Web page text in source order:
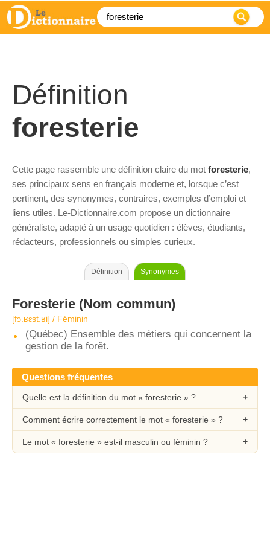
Définition
foresterie
Cette page rassemble une définition claire du mot foresterie,
ses principaux sens en français moderne et, lorsque c’est
pertinent, des synonymes, contraires, exemples d’emploi et
liens utiles. Le-Dictionnaire.com propose un dictionnaire
généraliste, adapté à un usage quotidien : élèves, étudiants,
rédacteurs, professionnels ou simples curieux.
Définition Synonymes
Foresterie (Nom commun)
[fɔ.ʁɛst.ʁi] / Féminin
(Québec) Ensemble des métiers qui concernent la
gestion de la forêt.
Questions fréquentes
Quelle est la définition du mot « foresterie » ?
Comment écrire correctement le mot « foresterie » ?
Le mot « foresterie » est-il masculin ou féminin ?